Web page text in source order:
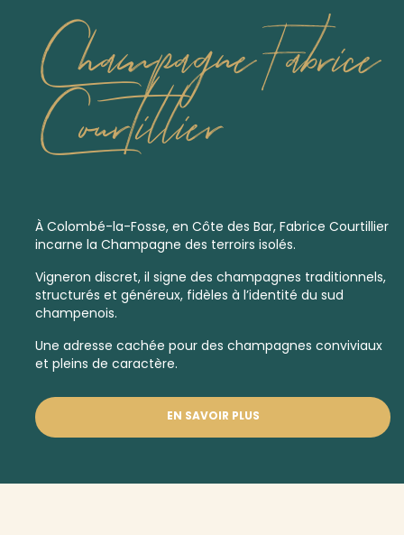
Champagne Fabrice
Courtillier
À Colombé-la-Fosse, en Côte des Bar, Fabrice Courtillier
incarne la Champagne des terroirs isolés.
Vigneron discret, il signe des champagnes traditionnels,
structurés et généreux, fidèles à l’identité du sud
champenois.
Une adresse cachée pour des champagnes conviviaux
et pleins de caractère.
EN SAVOIR PLUS